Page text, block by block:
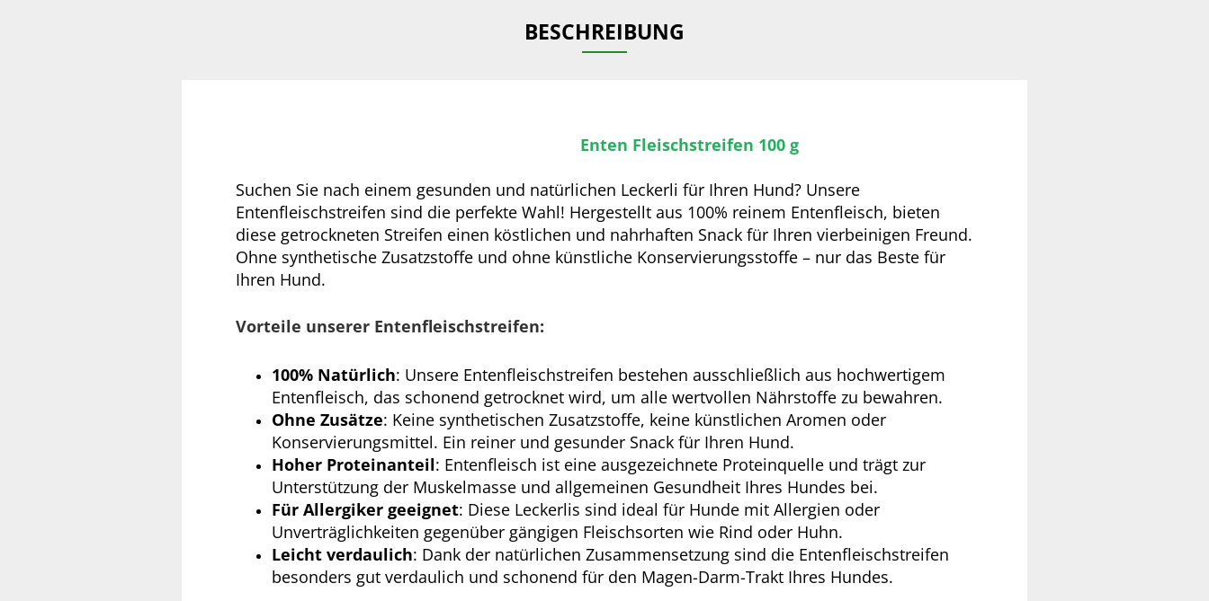
BESCHREIBUNG
Enten Fleischstreifen 100 g
Suchen Sie nach einem gesunden und natürlichen Leckerli für Ihren Hund? Unsere
Entenfleischstreifen sind die perfekte Wahl! Hergestellt aus 100% reinem Entenfleisch, bieten
diese getrockneten Streifen einen köstlichen und nahrhaften Snack für Ihren vierbeinigen Freund.
Ohne synthetische Zusatzstoffe und ohne künstliche Konservierungsstoffe – nur das Beste für
Ihren Hund.
Vorteile unserer Entenfleischstreifen:
100% Natürlich: Unsere Entenfleischstreifen bestehen ausschließlich aus hochwertigem
Entenfleisch, das schonend getrocknet wird, um alle wertvollen Nährstoffe zu bewahren.
Ohne Zusätze: Keine synthetischen Zusatzstoffe, keine künstlichen Aromen oder
Konservierungsmittel. Ein reiner und gesunder Snack für Ihren Hund.
Hoher Proteinanteil: Entenfleisch ist eine ausgezeichnete Proteinquelle und trägt zur
Unterstützung der Muskelmasse und allgemeinen Gesundheit Ihres Hundes bei.
Für Allergiker geeignet: Diese Leckerlis sind ideal für Hunde mit Allergien oder
Unverträglichkeiten gegenüber gängigen Fleischsorten wie Rind oder Huhn.
Leicht verdaulich: Dank der natürlichen Zusammensetzung sind die Entenfleischstreifen
besonders gut verdaulich und schonend für den Magen-Darm-Trakt Ihres Hundes.